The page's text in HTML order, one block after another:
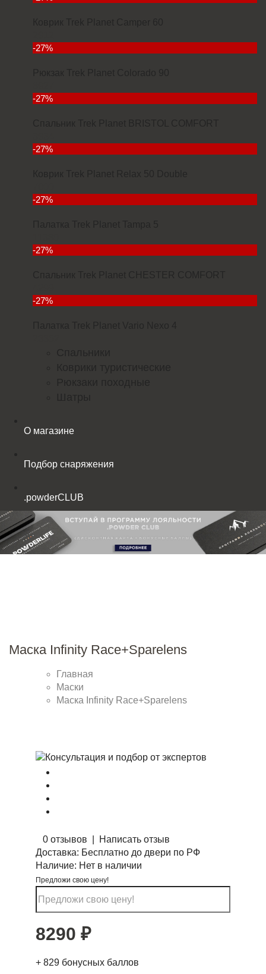
-27%
-27%
-27%
-27%
-27%
-27%
О магазине
Подбор снаряжения
.powderCLUB
Маска Infinity Race+Sparelens
Главная
Маски
Маска Infinity Race+Sparelens
0 отзывов
Написать отзыв
Доставка: Бесплатно до двери по РФ
Наличие: Нет в наличии
Предложи свою цену!
8290 ₽
+ 829 бонусных баллов